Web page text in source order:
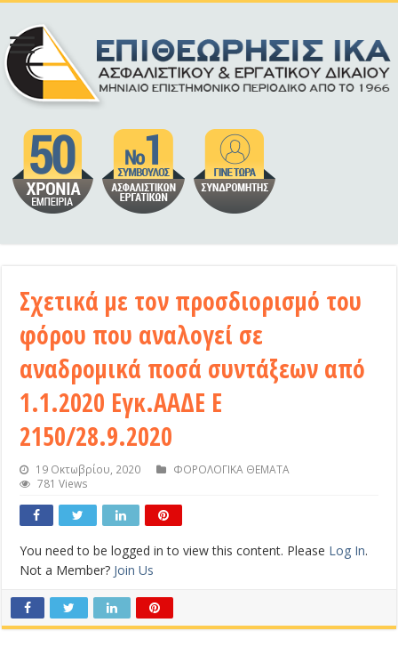
Σχετικά με τον προσδιορισμό του
φόρου που αναλογεί σε
αναδρομικά ποσά συντάξεων από
1.1.2020 Εγκ.ΑΑΔΕ Ε
2150/28.9.2020
19 Οκτωβρίου, 2020
ΦΟΡΟΛΟΓΙΚΑ ΘΕΜΑΤΑ
781 Views
You need to be logged in to view this content. Please Log In.
Not a Member? Join Us